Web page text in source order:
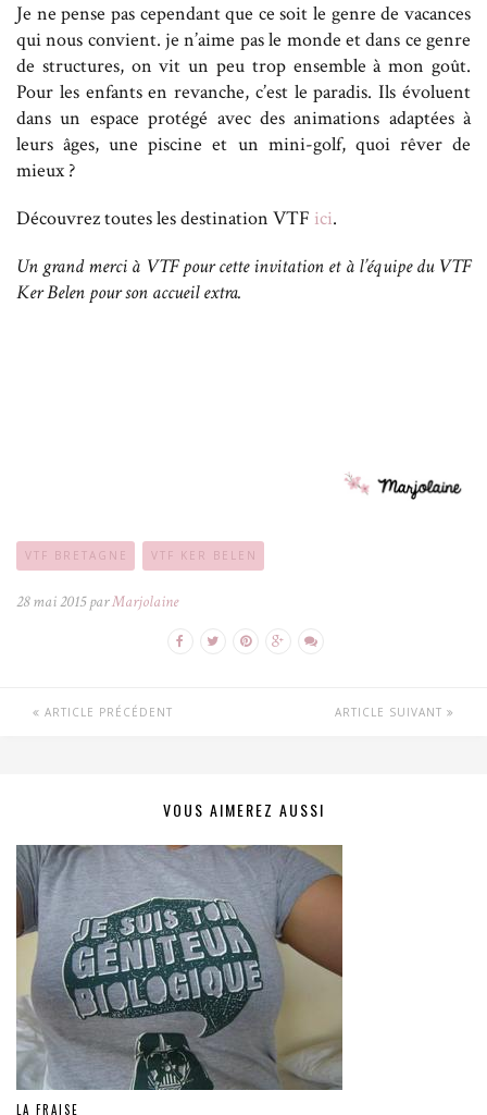
Je ne pense pas cependant que ce soit le genre de vacances
qui nous convient. je n’aime pas le monde et dans ce genre
de structures, on vit un peu trop ensemble à mon goût.
Pour les enfants en revanche, c’est le paradis. Ils évoluent
dans un espace protégé avec des animations adaptées à
leurs âges, une piscine et un mini-golf, quoi rêver de
mieux ?
Découvrez toutes les destination VTF ici.
Un grand merci à VTF pour cette invitation et à l’équipe du VTF
Ker Belen pour son accueil extra.
VTF BRETAGNE VTF KER BELEN
28 mai 2015 parMarjolaine
ARTICLE PRÉCÉDENT ARTICLE SUIVANT
VOUS AIMEREZ AUSSI
LA FRAISE